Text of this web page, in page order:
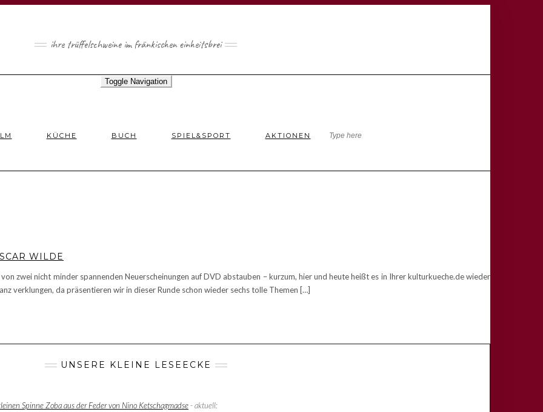
ihre trüffelschweine im fränkischen einheitsbrei
Toggle Navigation
KÜCHE BUCH SPIEL&SPORT AKTIONEN
WILDE
zwei nicht minder spannenden Neuerscheinungen auf DVD abstauben – kurzum, hier und heute heißt es in Ihrer kulturkueche.de wieder
verklungen, da präsentieren wir in dieser Runde schon wieder sechs tolle Themen […]
UNSERE KLEINE LESEECKE
Spinne Zoba aus der Feder von Nino Ketschagmadse- aktuell: